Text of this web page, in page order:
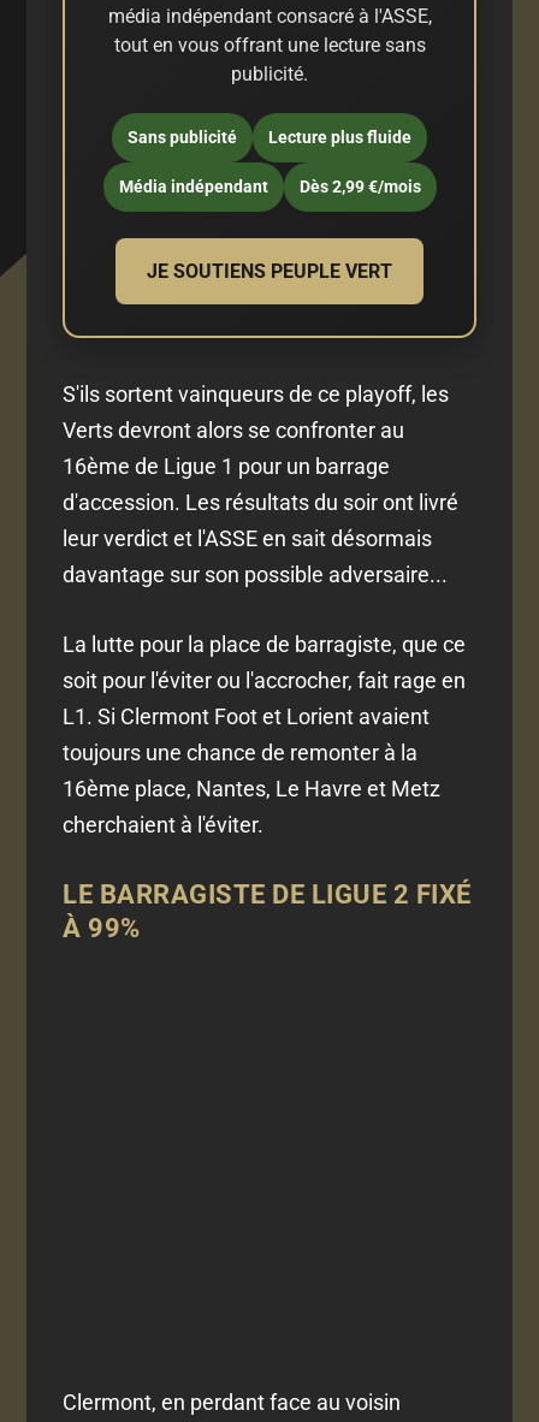
média indépendant consacré à l'ASSE,
tout en vous offrant une lecture sans
publicité.
Sans publicité Lecture plus fluide
Média indépendant Dès 2,99 €/mois
JE SOUTIENS PEUPLE VERT
S'ils sortent vainqueurs de ce playoff, les
Verts devront alors se confronter au
16ème de Ligue 1 pour un barrage
d'accession. Les résultats du soir ont livré
leur verdict et l'ASSE en sait désormais
davantage sur son possible adversaire...
La lutte pour la place de barragiste, que ce
soit pour l'éviter ou l'accrocher, fait rage en
L1. Si Clermont Foot et Lorient avaient
toujours une chance de remonter à la
16ème place, Nantes, Le Havre et Metz
cherchaient à l'éviter.
LE BARRAGISTE DE LIGUE 2 FIXÉ
À 99%
Clermont, en perdant face au voisin